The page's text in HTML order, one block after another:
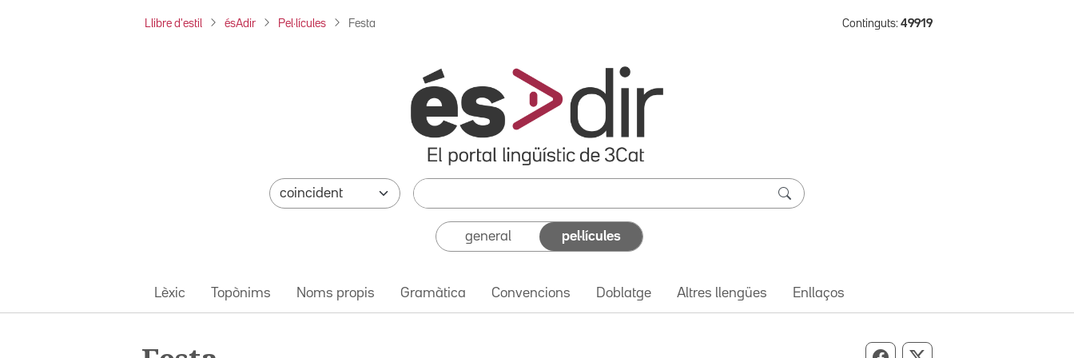
Llibre d'estil ésAdir Pel·lícules Festa Continguts: 49919
general pel·lícules
Lèxic Topònims Noms propis Gramàtica Convencions Doblatge Altres llengües Enllaços